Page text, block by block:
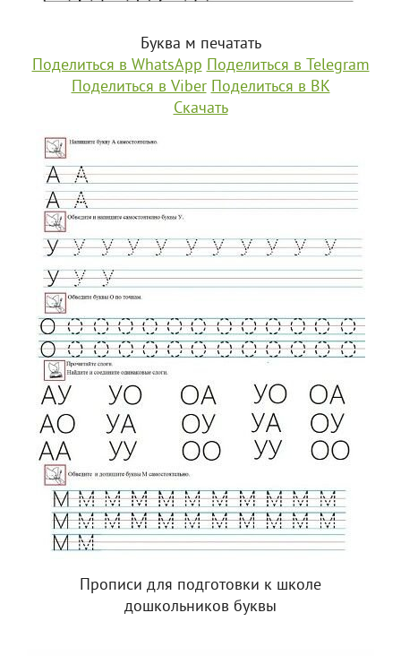
Буква м печатать
Поделиться в WhatsApp Поделиться в Telegram
Поделиться в Viber Поделиться в ВК
Скачать
Прописи для подготовки к школе
дошкольников буквы